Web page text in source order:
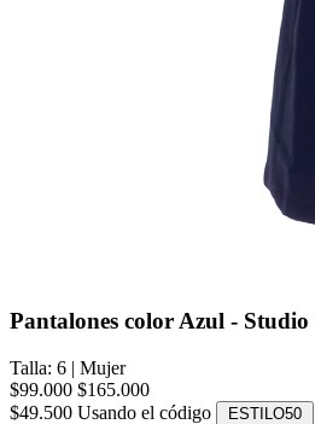
Pantalones color Azul - Studio
Talla: 6 | Mujer
$99.000 $165.000
$49.500 Usando el código ESTILO50